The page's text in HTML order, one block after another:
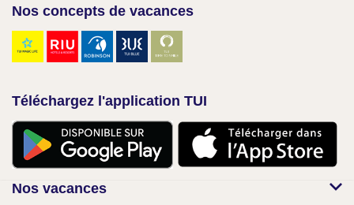
Nos concepts de vacances
Téléchargez l'application TUI
Nos vacances